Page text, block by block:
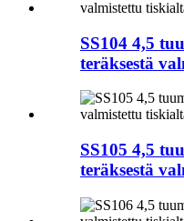
SS104 4,5
teräksestä
SS105 4,5
teräksestä